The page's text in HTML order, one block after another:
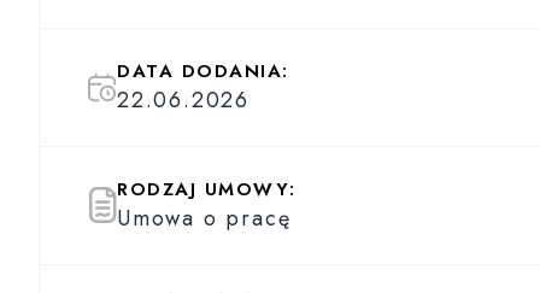
DATA DODANIA:
22.06.2026
RODZAJ UMOWY:
Umowa o pracę